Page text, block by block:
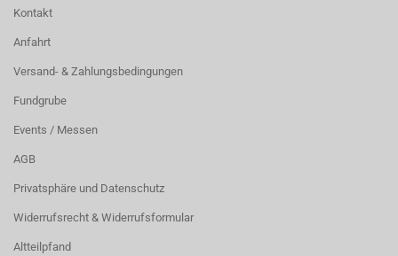
Kontakt
Anfahrt
Versand- & Zahlungsbedingungen
Fundgrube
Events / Messen
AGB
Privatsphäre und Datenschutz
Widerrufsrecht & Widerrufsformular
Altteilpfand